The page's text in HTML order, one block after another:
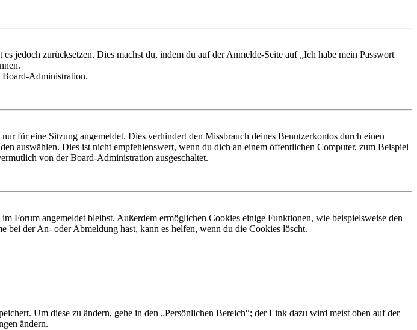
jedoch zurücksetzen. Dies machst du, indem du auf der Anmelde-Seite auf „Ich habe mein Passwort
Board-Administration.
für eine Sitzung angemeldet. Dies verhindert den Missbrauch deines Benutzerkontos durch einen
auswählen. Dies ist nicht empfehlenswert, wenn du dich an einem öffentlichen Computer, zum Beispiel
von der Board-Administration ausgeschaltet.
Forum angemeldet bleibst. Außerdem ermöglichen Cookies einige Funktionen, wie beispielsweise den
bei der An- oder Abmeldung hast, kann es helfen, wenn du die Cookies löscht.
Um diese zu ändern, gehe in den „Persönlichen Bereich“; der Link dazu wird meist oben auf der
ändern.